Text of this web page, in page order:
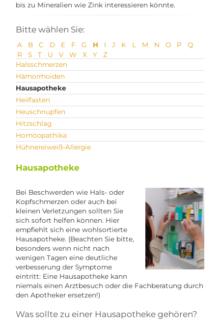
bis zu Mineralien wie Zink interessieren könnte.
Bitte wählen Sie:
A B C D E F G H I J K L M N O P
Q
R
S T U V W X Y
Z
Halsschmerzen
Hämorrhoiden
Hausapotheke
Heilfasten
Heuschnupfen
Hitzschlag
Homöopathika
Hühnereiweiß-Allergie
Hausapotheke
Bei Beschwerden wie Hals- oder
Kopfschmerzen oder auch bei
kleinen Verletzungen sollten Sie
sich sofort helfen können. Hier
empfiehlt sich eine wohlsortierte
Hausapotheke. (Beachten Sie bitte,
besonders wenn nicht nach
wenigen Tagen eine deutliche
verbesserung der Symptome
eintritt: Eine Hausapotheke kann
niemals einen Arztbesuch oder die Fachberatung durch
den Apotheker ersetzen!)
Was sollte zu einer Hausapotheke gehören?